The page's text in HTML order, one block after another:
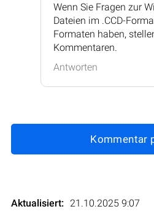
Wenn Sie Fragen zur
Dateien im .CCD-
Formaten haben,
Kommentaren.
Antworten
Kommentar
Aktualisiert: 21.10.2025 9:07